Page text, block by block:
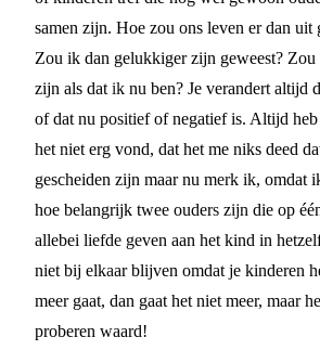
samen zijn. Hoe zou ons leven er dan uit
Zou ik dan gelukkiger zijn geweest?
zijn als dat ik nu ben? Je verandert altijd
of dat nu positief of negatief is. Altijd
het niet erg vond, dat het me niks deed
gescheiden zijn maar nu merk ik, omdat
hoe belangrijk twee ouders zijn die op
allebei liefde geven aan het kind in
niet bij elkaar blijven omdat je kinderen
meer gaat, dan gaat het niet meer, maar
proberen waard!